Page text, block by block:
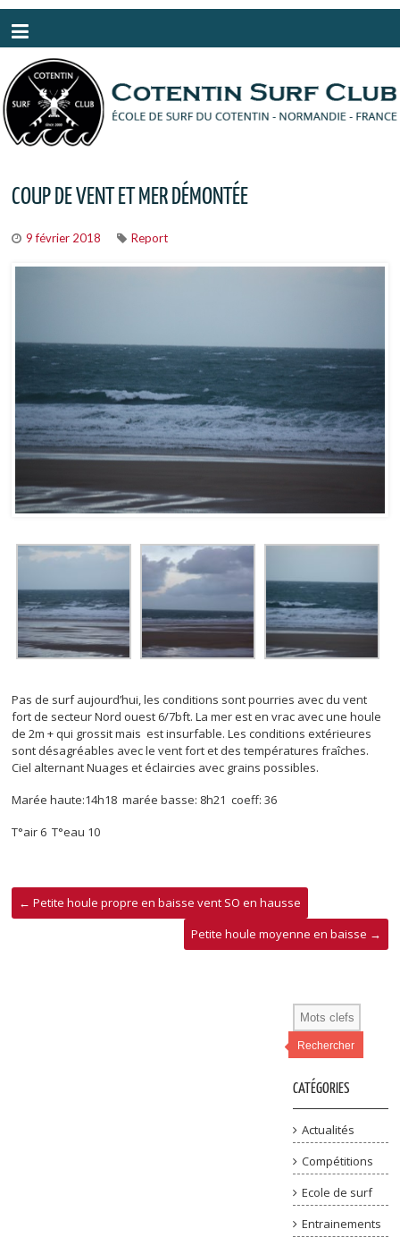
COUP DE VENT ET MER DÉMONTÉE
9 février 2018 Report
Pas de surf aujourd’hui, les conditions sont pourries avec du vent
fort de secteur Nord ouest 6/7bft. La mer est en vrac avec une houle
de 2m + qui grossit mais est insurfable. Les conditions extérieures
sont désagréables avec le vent fort et des températures fraîches.
Ciel alternant Nuages et éclaircies avec grains possibles.
Marée haute:14h18 marée basse: 8h21 coeff: 36
T°air 6 T°eau 10
← Petite houle propre en baisse vent SO en hausse
Petite houle moyenne en baisse →
Rechercher
CATÉGORIES
Actualités
Compétitions
Ecole de surf
Entrainements
Panneau de gestion des cookies